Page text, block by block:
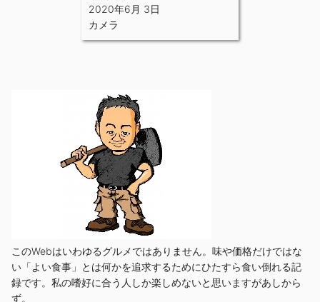
2020年6月 3日
カメラ
このWebはいわゆるグルメではありません。味や価格だけではな
い「よい食事」とは何かを追求するためにひたすら食い倒れる記
録です。私の嗜好に合う人しか楽しめないと思いますがあしから
ず。